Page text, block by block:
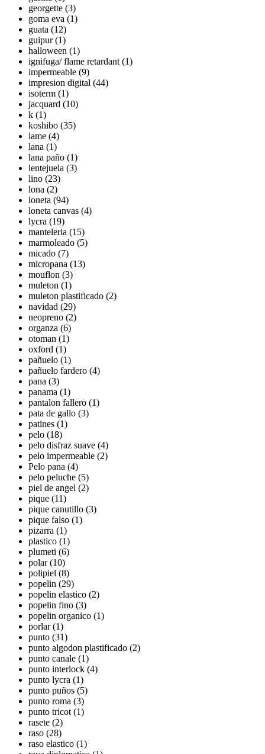
georgette (3)
goma eva (1)
guata (12)
guipur (1)
halloween (1)
ignifuga/ flame retardant (1)
impermeable (9)
impresion digital (44)
isoterm (1)
jacquard (10)
k (1)
koshibo (35)
lame (4)
lana (1)
lana paño (1)
lentejuela (3)
lino (23)
lona (2)
loneta (94)
loneta canvas (4)
lycra (19)
manteleria (15)
marmoleado (5)
micado (7)
micropana (13)
mouflon (3)
muleton (1)
muleton plastificado (2)
navidad (29)
neopreno (2)
organza (6)
otoman (1)
oxford (1)
pañuelo (1)
pañuelo fardero (4)
pana (3)
panama (1)
pantalon fallero (1)
pata de gallo (3)
patines (1)
pelo (18)
pelo disfraz suave (4)
pelo impermeable (2)
Pelo pana (4)
pelo peluche (5)
piel de angel (2)
pique (11)
pique canutillo (3)
pique falso (1)
pizarra (1)
plastico (1)
plumeti (6)
polar (10)
polipiel (8)
popelin (29)
popelin elastico (2)
popelin fino (3)
popelin organico (1)
porlar (1)
punto (31)
punto algodon plastificado (2)
punto canale (1)
punto interlock (4)
punto lycra (1)
punto puños (5)
punto roma (3)
punto tricot (1)
rasete (2)
raso (28)
raso elastico (1)